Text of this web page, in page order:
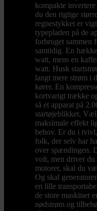
kompakte
du den rigtige
regnestykket er
typepladen på de
forbruget sammen
samtidig. En
watt, mens en
watt. Husk
langt mere strøm i
kører. En
kortvarigt trække
så et apparat på
startøjeblikket.
maksimale effekt
behov. Er du i
folk, der selv har
over spændingen.
volt, men driver du
motorer, skal du
Og skal
en lille
de store maskiner
nødstrøm og